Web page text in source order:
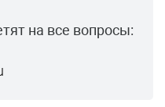
на все вопросы: